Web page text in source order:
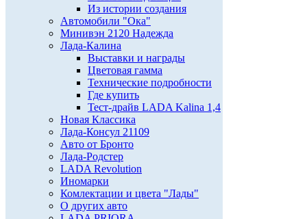
Из истории создания
Автомобили "Ока"
Минивэн 2120 Надежда
Лада-Калина
Выставки и награды
Цветовая гамма
Технические подробности
Где купить
Тест-драйв LADA Kalina 1,4
Новая Классика
Лада-Консул 21109
Авто от Бронто
Лада-Родстер
LADA Revolution
Иномарки
Комлектации и цвета "Лады"
О других авто